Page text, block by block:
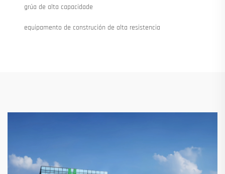
grúa de alta capacidade
equipamento de construción de alta resistencia